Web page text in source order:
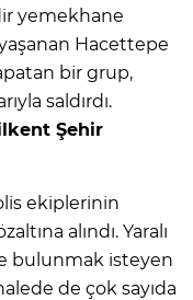
yemekhane
Hacettepe
bir grup,
saldırdı.
Şehir
ekiplerinin
alındı. Yaralı
bulunmak isteyen
de çok sayıda